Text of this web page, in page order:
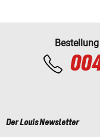
Der Louis Newsletter